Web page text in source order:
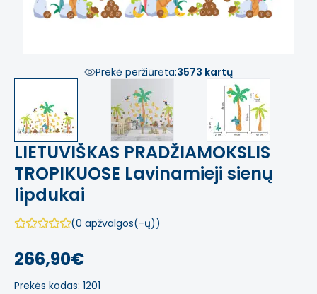
Prekė peržiūrėta:3573 kartų
LIETUVIŠKAS PRADŽIAMOKSLIS
TROPIKUOSE Lavinamieji sienų
lipdukai
(0 apžvalgos(-ų))
266,90€
Prekės kodas: 1201